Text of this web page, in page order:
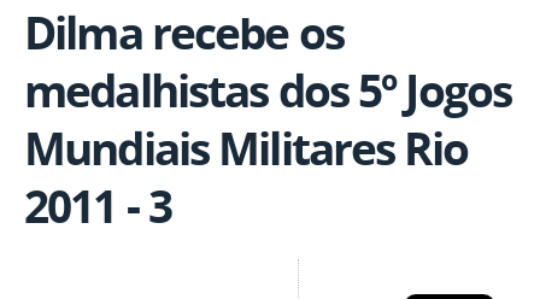
Dilma recebe os
medalhistas dos 5º Jogos
Mundiais Militares Rio
2011 - 3